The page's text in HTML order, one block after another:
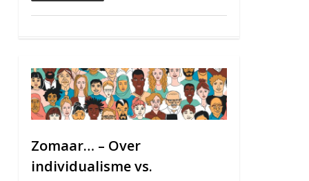
Zomaar… – Over
individualisme vs.
3